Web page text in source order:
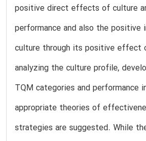
positive direct effects of culture
performance and also the
culture through its positive effect
analyzing the culture profile,
TQM categories and performance
appropriate theories of
strategies are suggested. While